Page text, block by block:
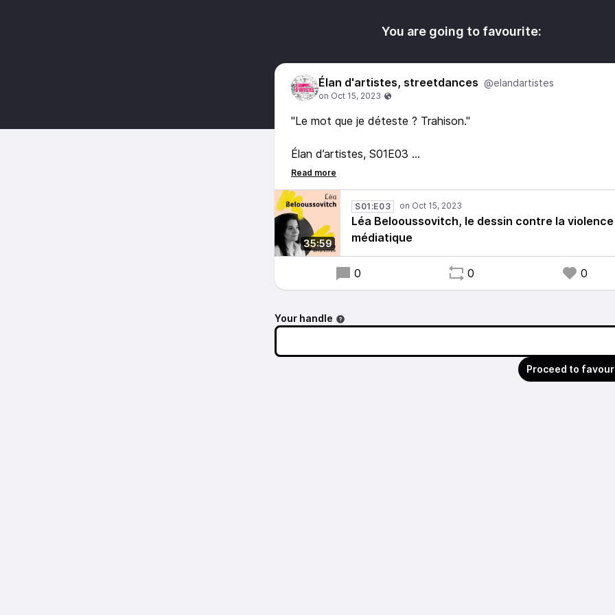
You are going to favourite:
Élan d'artistes, streetdances @elandartistes
"Le mot que je déteste ? Trahison."
Élan d’artistes, S01E03
Léa Belooussovitch, le dessin contre la violence médiatique
35:59
S01:E03
Léa Belooussovitch, le dessin contre la violence
médiatique
0 0 0
Your handle
Proceed to